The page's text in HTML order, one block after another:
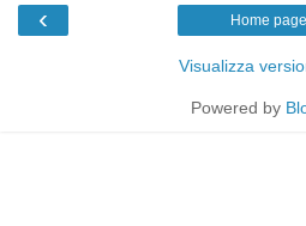
‹ Home page
Visualizza
Powered by